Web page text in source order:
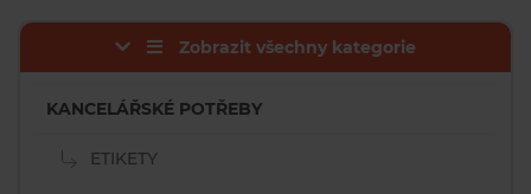
Zobrazit všechny kategorie
KANCELÁŘSKÉ POTŘEBY
ETIKETY